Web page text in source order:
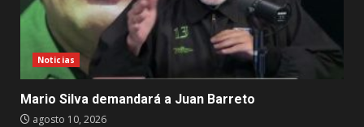
Noticias
Mario Silva demandará a Juan Barreto
agosto 10, 2026